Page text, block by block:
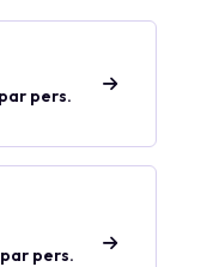
pers.
pers.